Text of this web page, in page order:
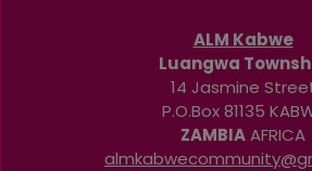
ALM Kabwe
Luangwa
14 Jasmine
P.O.Box 81135
ZAMBIAAFRICA